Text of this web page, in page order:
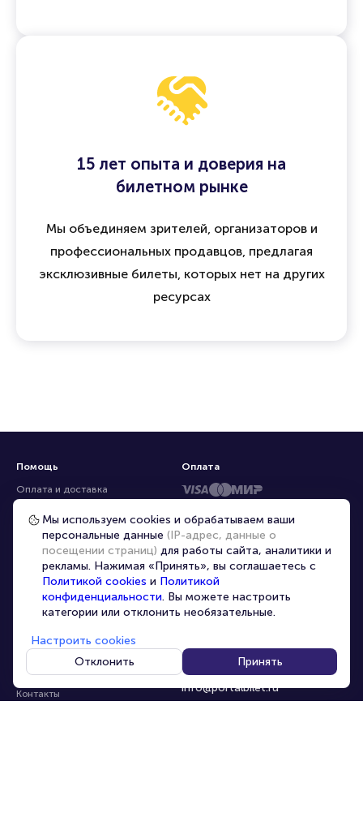
15 лет опыта и доверия на
билетном рынке
Мы объединяем зрителей, организаторов и
профессиональных продавцов, предлагая
эксклюзивные билеты, которых нет на других
ресурсах
Помощь
Оплата и доставка
Частые вопросы
Перепродажа билетов
Организаторам
Корпоративным клиентам
VIP-билеты
Персональные данные
О компании
Контакты
8-800-500-42-62
8-499-226-15-14
info@portalbilet.ru
С 10:00 до 21:00,
Оплата
Мы используем cookies и обрабатываем ваши
персональные данные (IP-адрес, данные о
посещении страниц) для работы сайта, аналитики и
рекламы. Нажимая «Принять», вы соглашаетесь с
Политикой cookies и Политикой
конфиденциальности. Вы можете настроить
категории или отклонить необязательные.
Настроить cookies
Отклонить
Принять